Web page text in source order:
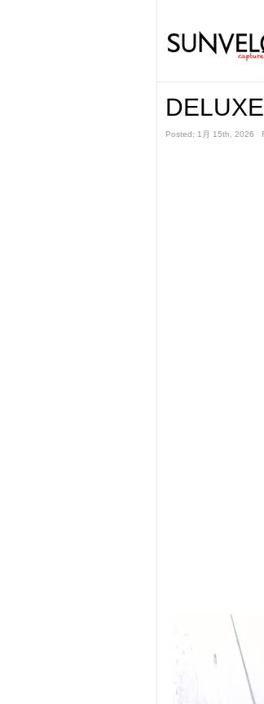
Posted: 1月 15th, 2026 ˑ